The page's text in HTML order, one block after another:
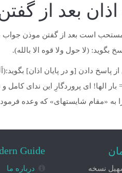
بعد از
است بعد از گفتن موذن جواب
(لا حول ولا قوه الا بالله).
دادن [و در پایان اذان]
بار الها! اى پروردگارِ اين نداى
به «مقام شايسته‏اى» كه وعده
نسخه
Guide
درباره ما